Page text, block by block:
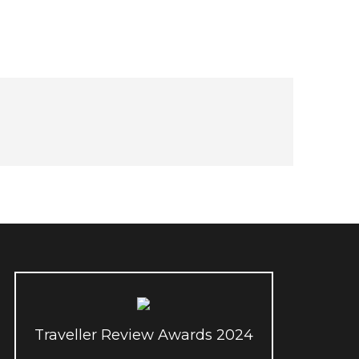
Traveller Review Awards 2024